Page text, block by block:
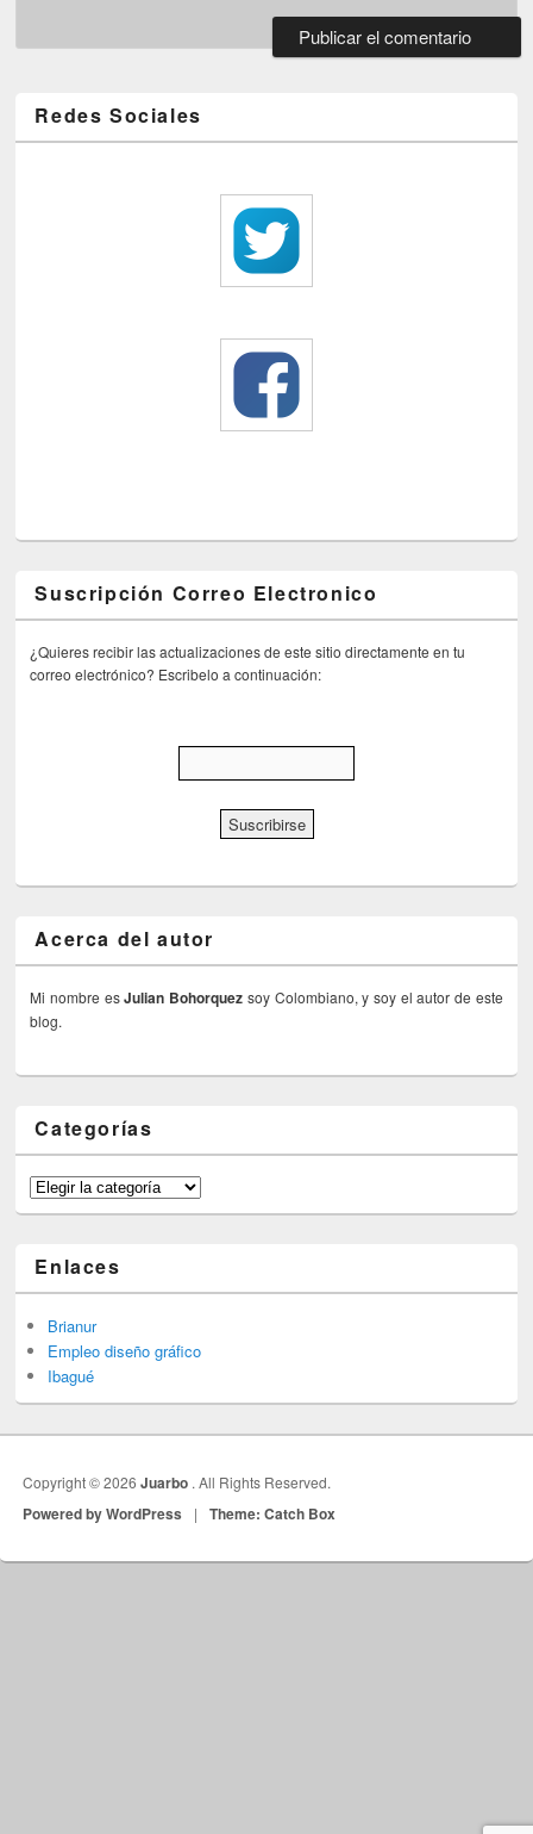
Redes Sociales
Suscripción Correo Electronico
¿Quieres recibir las actualizaciones de este sitio directamente en tu
correo electrónico? Escribelo a continuación:
Acerca del autor
Mi nombre esJulian Bohorquez soy Colombiano, y soy el autor de este
blog.
Categorías
Categorías
Enlaces
Brianur
Empleo diseño gráfico
Ibagué
Copyright © 2026Juarbo . All Rights Reserved.
Powered by WordPress | Theme: Catch Box